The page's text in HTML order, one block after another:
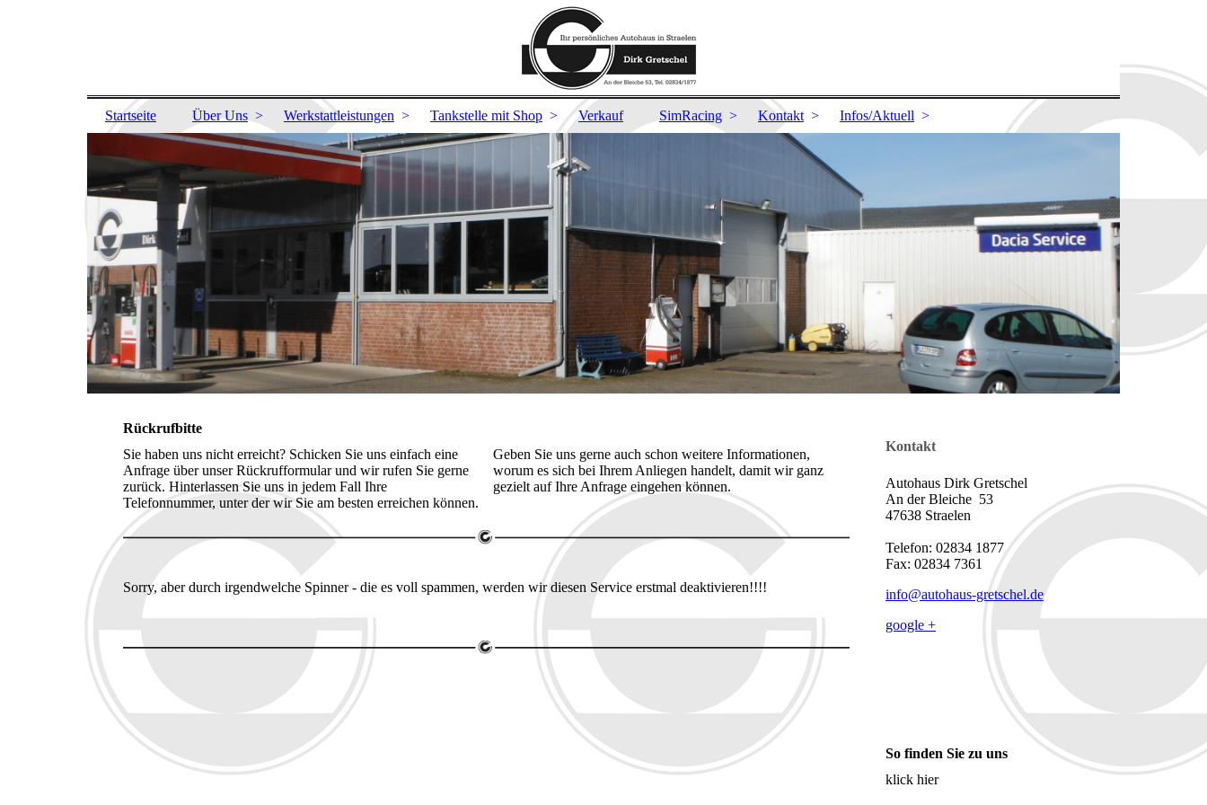
Startseite Über Uns Werkstattleistungen Tankstelle mit Shop Verkauf SimRacing Kontakt Infos/Aktuell
Rückrufbitte
Sie haben uns nicht erreicht? Schicken Sie uns einfach eine
Anfrage über unser Rückrufformular und wir rufen Sie gerne
zurück. Hinterlassen Sie uns in jedem Fall Ihre
Telefonnummer, unter der wir Sie am besten erreichen können.
Geben Sie uns gerne auch schon weitere Informationen,
worum es sich bei Ihrem Anliegen handelt, damit wir ganz
gezielt auf Ihre Anfrage eingehen können.
Sorry, aber durch irgendwelche Spinner - die es voll spammen, werden wir diesen Service erstmal deaktivieren!!!!
Kontakt
Autohaus Dirk Gretschel
An der Bleiche 53
47638 Straelen
Telefon: 02834 1877
Fax: 02834 7361
info@autohaus-gretschel.de
google +
So finden Sie zu uns
klick hier